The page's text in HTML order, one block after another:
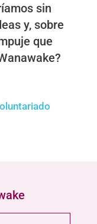
sin
y, sobre
que